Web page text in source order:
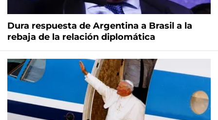
Dura respuesta de Argentina a Brasil a la
rebaja de la relación diplomática